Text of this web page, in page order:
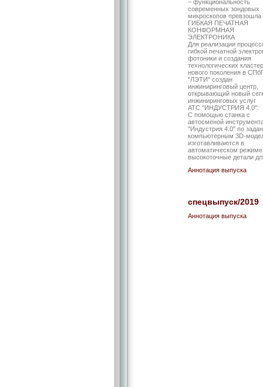
– функциональность
современных зондовых
микроскопов превзошла
ГИБКАЯ ПЕЧАТНАЯ
КОНФОРМНАЯ
ЭЛЕКТРОНИКА
Для реализации
гибкой печатной
фотоники и создания
технологических
нового поколения в
"ЛЭТИ" создан
инжиниринговый центр,
открывающий новый
инжиниринговых услуг
ATC "ИНДУСТРИЯ 4.0":
С помощью станка с
автосменой
"Индустрия 4.0" по
компьютерным 3D-
изготавливаются в
автоматическом режиме
высокоточные детали
Аннотация выпуска
спецвыпуск/2019
Аннотация выпуска